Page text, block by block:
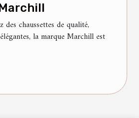
des chaussettes de qualité,
la marque Marchill est